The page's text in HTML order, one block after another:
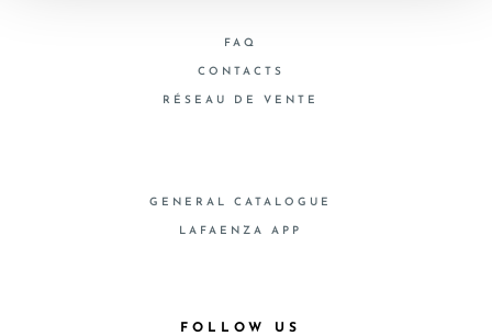
FAQ
CONTACTS
RÉSEAU DE VENTE
GENERAL CATALOGUE
LAFAENZA APP
FOLLOW US